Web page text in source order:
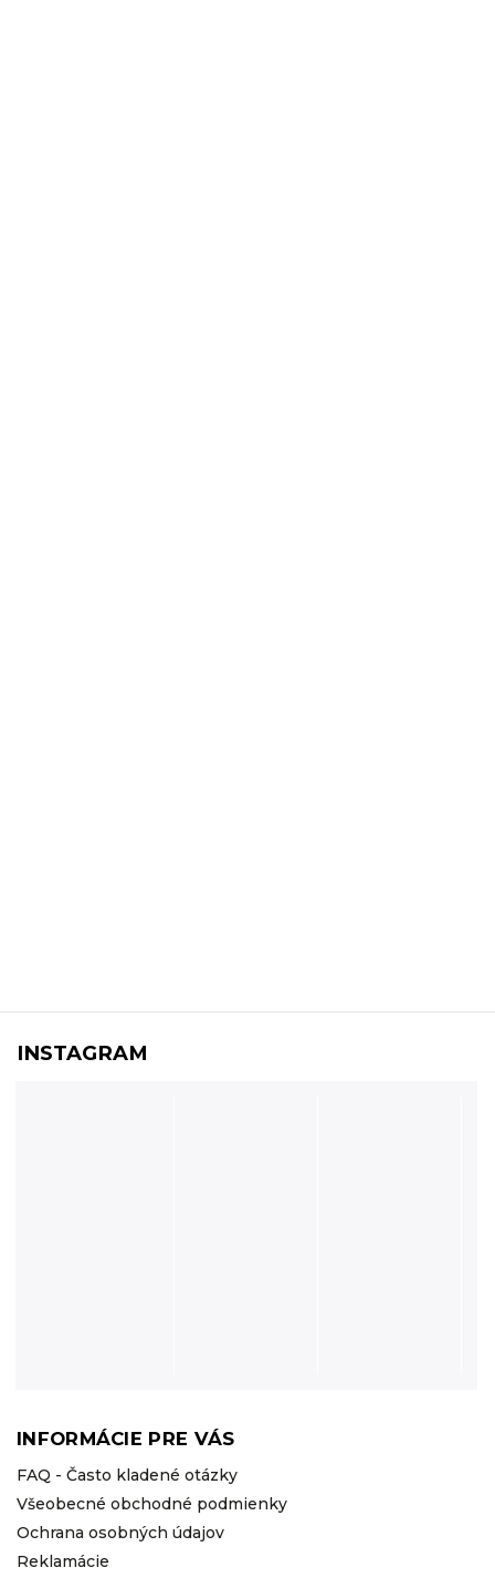
INFORMÁCIE PRE VÁS
FAQ - Často kladené otázky
Všeobecné obchodné podmienky
Ochrana osobných údajov
Reklamácie
INSTAGRAM